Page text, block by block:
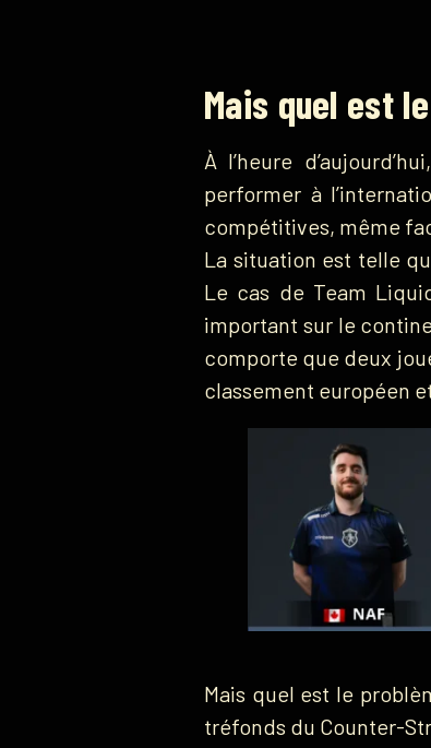
Mais quel est
À l’heure
performer à
compétitives, même
La situation est telle
Le cas de Team
important sur le
comporte que deux
classement européen
Mais quel est le
tréfonds du Counter-